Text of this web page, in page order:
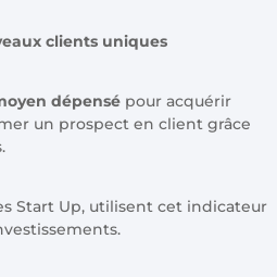
clients uniques
dépensé pour acquérir
un prospect en client grâce
Start Up, utilisent cet indicateur